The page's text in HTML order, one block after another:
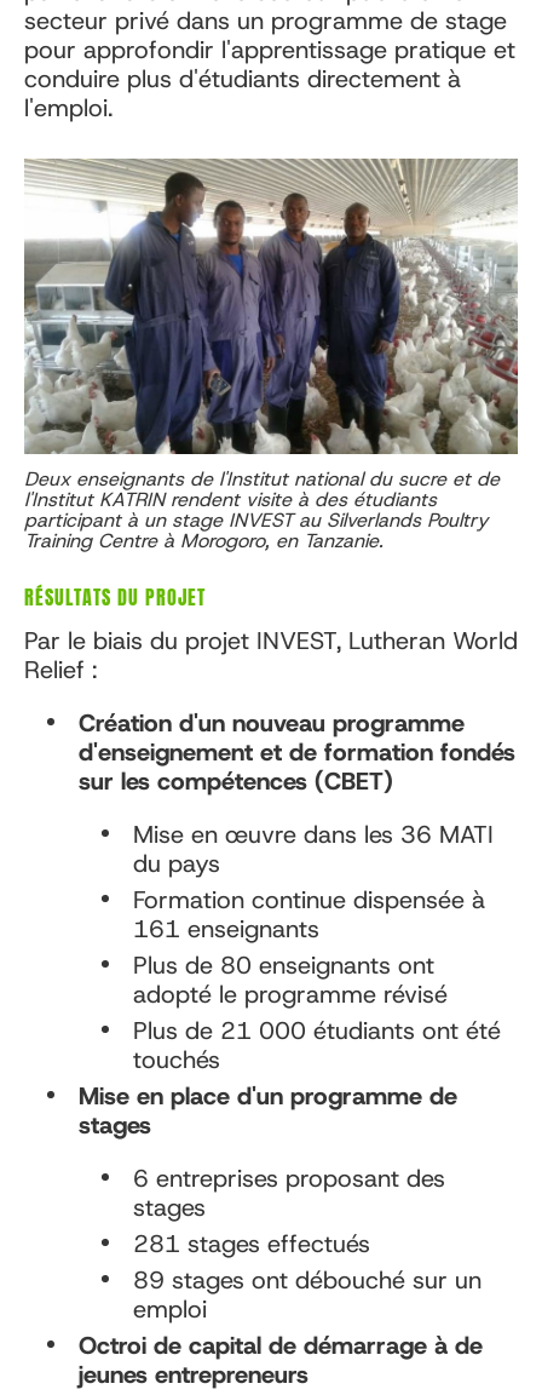
secteur privé dans un programme de stage
pour approfondir l'apprentissage pratique et
conduire plus d'étudiants directement à
l'emploi.
Deux enseignants de l'Institut national du sucre et de
l'Institut KATRIN rendent visite à des étudiants
participant à un stage INVEST au Silverlands Poultry
Training Centre à Morogoro, en Tanzanie.
RÉSULTATS DU PROJET
Par le biais du projet INVEST, Lutheran World
Relief :
Création d'un nouveau programme
d'enseignement et de formation fondés
sur les compétences (CBET)
Mise en œuvre dans les 36 MATI
du pays
Formation continue dispensée à
161 enseignants
Plus de 80 enseignants ont
adopté le programme révisé
Plus de 21 000 étudiants ont été
touchés
Mise en place d'un programme de
stages
6 entreprises proposant des
stages
281 stages effectués
89 stages ont débouché sur un
emploi
Octroi de capital de démarrage à de
jeunes entrepreneurs